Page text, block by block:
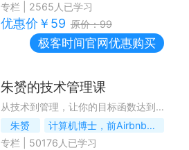
专栏
2565人已学习
优惠价￥ 59 原价：99
极客时间官网优惠购买
朱赟的技术管理课
从技术到管理，让你的目标函数达到最优解
朱赟
计算机博士，前Airbnb技术经理
专栏
50176 人已学习